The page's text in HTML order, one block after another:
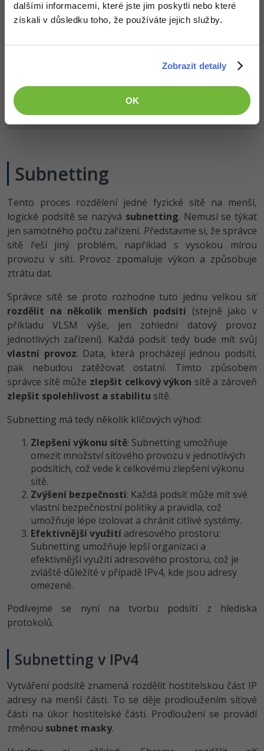
dalšími informacemi, které jste jim poskytli nebo které
získali v důsledku toho, že používáte jejich služby.
Zobrazit detaily
OK
Subnetting
Tento proces rozdělení jedné fyzické sítě na menší,
logické podsítě se nazývá subnetting. Nemusí se týkat
jen samotného počtu zařízení. Představme si, že správce
sítě řeší jiný problém, například s vysokou mírou
provozu v síti. Provoz zpomaluje výkon a způsobuje
ztrátu dat.
Správce sítě se proto rozhodne tuto jednu velkou síť
rozdělit na několik menších podsítí(stejně jako v
příkladu VLSM výše, jen zohlední datový provoz
jednotlivých zařízení). Každá podsíť tedy bude mít svůj
vlastní provoz. Data, která procházejí jednou podsítí,
pak nebudou zatěžovat ostatní. Tímto způsobem
správce sítě může zlepšit celkový výkon sítě a zároveň
zlepšit spolehlivost a stabilitu sítě.
Subnetting má tedy několik klíčových výhod:
Zlepšení výkonu sítě: Subnetting umožňuje
omezit množství síťového provozu v jednotlivých
podsítích, což vede k celkovému zlepšení výkonu
sítě.
Zvýšení bezpečnosti: Každá podsíť může mít své
vlastní bezpečnostní politiky a pravidla, což
umožňuje lépe izolovat a chránit citlivé systémy.
Efektivnější využití adresového prostoru:
Subnetting umožňuje lepší organizaci a
efektivnější využití adresového prostoru, což je
zvláště důležité v případě IPv4, kde jsou adresy
omezené.
Podívejme se nyní na tvorbu podsítí z hlediska
protokolů.
Subnetting v IPv4
Vytváření podsítě znamená rozdělit hostitelskou část IP
adresy na menší části. To se děje prodloužením síťové
části na úkor hostitelské části. Prodloužení se provádí
změnou subnet masky.